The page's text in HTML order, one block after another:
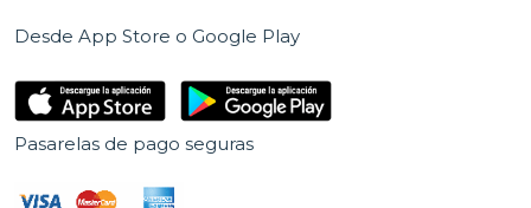
Desde App Store o Google Play
Pasarelas de pago seguras